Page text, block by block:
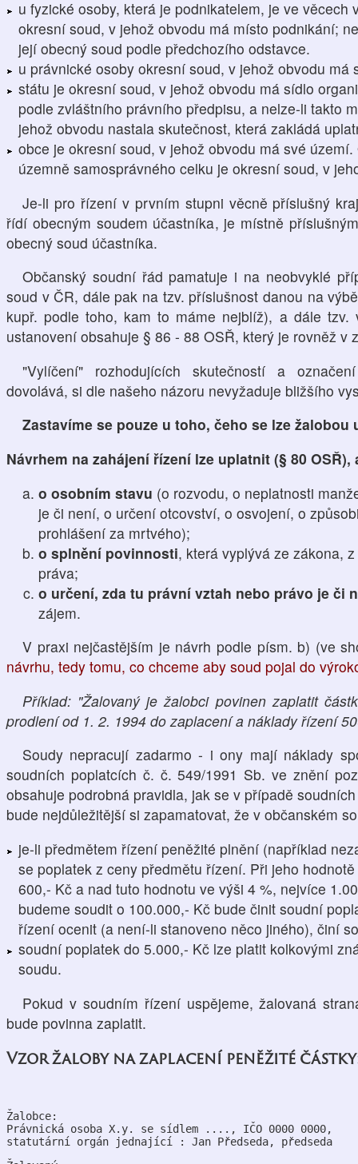
u fyzické osoby, která je podnikatelem, je ve
okresní soud, v jehož obvodu má místo podnikání;
její obecný soud podle předchozího odstavce.
u právnické osoby okresní soud, v jehož obvodu má
státu je okresní soud, v jehož obvodu má sídlo
podle zvláštního právního předpisu, a nelze-li takto
jehož obvodu nastala skutečnost, která zakládá
obce je okresní soud, v jehož obvodu má své
územně samosprávného celku je okresní soud, v
Je-li pro řízení v prvním stupni věcně příslušný
řídí obecným soudem účastníka, je místně
obecný soud účastníka.
Občanský soudní řád pamatuje i na neobvyklé
soud v ČR, dále pak na tzv. příslušnost danou na
kupř. podle toho, kam to máme nejblíž), a dále tzv.
ustanovení obsahuje § 86 - 88 OSŘ, který je rovněž v
"Vylíčení" rozhodujících skutečností a
dovolává, si dle našeho názoru nevyžaduje bližšího
Zastavíme se pouze u toho, čeho se lze žalobou
Návrhem na zahájení řízení lze uplatnit (§ 80
o osobním stavu (o rozvodu, o neplatnosti
je či není, o určení otcovství, o osvojení, o
prohlášení za mrtvého);
o splnění povinnosti, která vyplývá ze zákona,
práva;
o určení, zda tu právní vztah nebo právo je či
zájem.
V praxi nejčastějším je návrh podle písm. b) (ve
návrhu, tedy tomu, co chceme aby soud pojal do
Příklad: "Žalovaný je žalobci povinen zaplatit
prodlení od 1. 2. 1994 do zaplacení a náklady řízení
Soudy nepracují zadarmo - i ony mají náklady
soudních poplatcích č. č. 549/1991 Sb. ve znění
obsahuje podrobná pravidla, jak se v případě
bude nejdůležitější si zapamatovat, že v občanském
je-li předmětem řízení peněžité plnění (například
se poplatek z ceny předmětu řízení. Při jeho
600,- Kč a nad tuto hodnotu ve výši 4 %, nejvíce
budeme soudit o 100.000,- Kč bude činit soudní
řízení ocenit (a není-li stanoveno něco jiného), činí
soudní poplatek do 5.000,- Kč lze platit kolkovými
soudu.
Pokud v soudním řízení uspějeme, žalovaná
bude povinna zaplatit.
Vzor žaloby na zaplacení peněžité
Žalobce:
Právnická osoba X.y. se sídlem ...., IČO 0000 0000,
statutární orgán jednající : Jan Předseda, předseda